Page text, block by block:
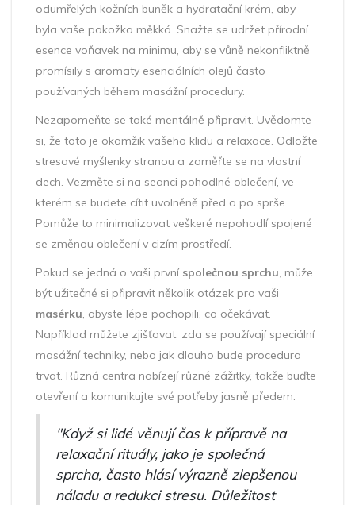
odumřelých kožních buněk a hydratační krém, aby
byla vaše pokožka měkká. Snažte se udržet přírodní
esence voňavek na minimu, aby se vůně nekonfliktně
promísily s aromaty esenciálních olejů často
používaných během masážní procedury.
Nezapomeňte se také mentálně připravit. Uvědomte
si, že toto je okamžik vašeho klidu a relaxace. Odložte
stresové myšlenky stranou a zaměřte se na vlastní
dech. Vezměte si na seanci pohodlné oblečení, ve
kterém se budete cítit uvolněně před a po sprše.
Pomůže to minimalizovat veškeré nepohodlí spojené
se změnou oblečení v cizím prostředí.
Pokud se jedná o vaši první společnou sprchu, může
být užitečné si připravit několik otázek pro vaši
masérku, abyste lépe pochopili, co očekávat.
Například můžete zjišťovat, zda se používají speciální
masážní techniky, nebo jak dlouho bude procedura
trvat. Různá centra nabízejí různé zážitky, takže buďte
otevření a komunikujte své potřeby jasně předem.
"Když si lidé věnují čas k přípravě na
relaxační rituály, jako je společná
sprcha, často hlásí výrazně zlepšenou
náladu a redukci stresu. Důležitost